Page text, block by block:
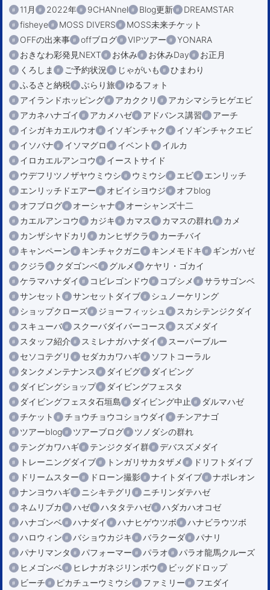
11月 2022年 9CHANnel Blog更新
DREAMSTAR
fisheye
MOSS DIVERS
MOSS未来チケット
OFFの出来事
offブログ VIPツアー
YONARA
おきなわ彩発見NEXT
お休み お休みDay
お正月
くろしま
ご予約状況 じゃがいも
ひまわり
ふるさと納税
ぶらり旅
ゆるフォト
アイランドホッピング
アカククリ
アカシマシラヒゲエビ
アカネハナゴイ
アカメハゼ アドバンス講習
アーチ
イシガキカエルウオ
イソギンチャク
イソギンチャクエビ
イソバナ
イソマグロ イベント
イルカ
イロカエルアンコウ
イーストサイド
ウデフリツノザヤウミウシ
ウミウシ エビ
エンリッチ
エンリッチドエアー
オビイシヨウジ
オフblog
オフブログ
オーシャナ
オーシャンズ十二
カエルアンコウ
カジキ カマス カマスの群れ
カメ
カンザシヤドカリ
カンヒザクラ
カーチバイ
キャンペーン
キンチャクガニ キンメモドキ
ギンガハゼ
クジラ
クダゴンベ グルメ
ケヤリ・ゴカイ
ケラマハナダイ
コビレゴンドウ コブシメ
サラサゴンベ
サンセット
サンセットダイブ
シュノーケリング
ショップクローズ
ジョーフィッシュ
スカシテンジクダイ
スキューバ
スクーバダイバーコース
スズメダイ
スタッフ紹介
スミレナガハナダイ
スーパーブルー
セソコテグリ
セダカカワハギ
ソフトコーラル
タンクメンテナンス
ダイビグ
ダイビング
ダイビングショップ
ダイビングフェスタ
ダイビングフェスタ石垣島
ダイビング中止
ダルマハゼ
チケット
チョウチョウコショウダイ
チンアナゴ
ツアーblog
ツアーブログ
ツノダシの群れ
テングカワハギ
テンジクダイ群
デバスズメダイ
トレーニングダイブ
トンガリサカタザメ
ドリフトダイブ
ドリームスター
ドローン撮影 ナイトダイブ
ナポレオン
ナンヨウハギ
ニシキテグリ
ニチリンダテハゼ
ネムリブカ
ハゼ ハタタテハゼ
ハダカハオコゼ
ハナゴンベ
ハナダイ ハナヒゲウツボ
ハナビラウツボ
ハロウィン
バショウカジキ バラクーダ
パナリ
パナリマンタ
パフォーマー パラオ
パラオ龍馬クルーズ
ヒメゴンベ
ヒレナガネジリンボウ
ビッグドロップ
ビーチ
ピカチューウミウシ ファミリー
フエダイ